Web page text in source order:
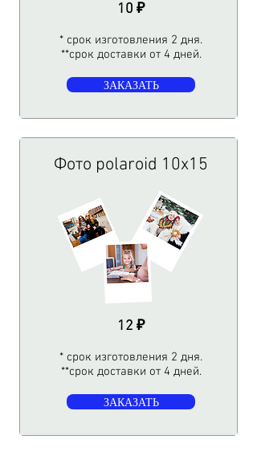
10 ₽
* срок изготовления 2 дня.
**срок доставки от 4 дней.​
ЗАКАЗАТЬ
Фото polaroid 10х15
12 ₽
* срок изготовления 2 дня.
**срок доставки от 4 дней.​
ЗАКАЗАТЬ